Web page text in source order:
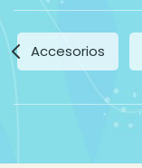
Accesorios